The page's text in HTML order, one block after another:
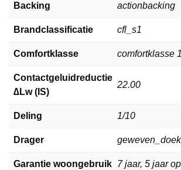
Backing actionbacking
Brandclassificatie cfl_s1
Comfortklasse comfortklasse 1
Contactgeluidreductie
∆Lw (IS)
22.00
Deling 1/10
Drager geweven_doek
Garantie woongebruik 7 jaar, 5 jaar